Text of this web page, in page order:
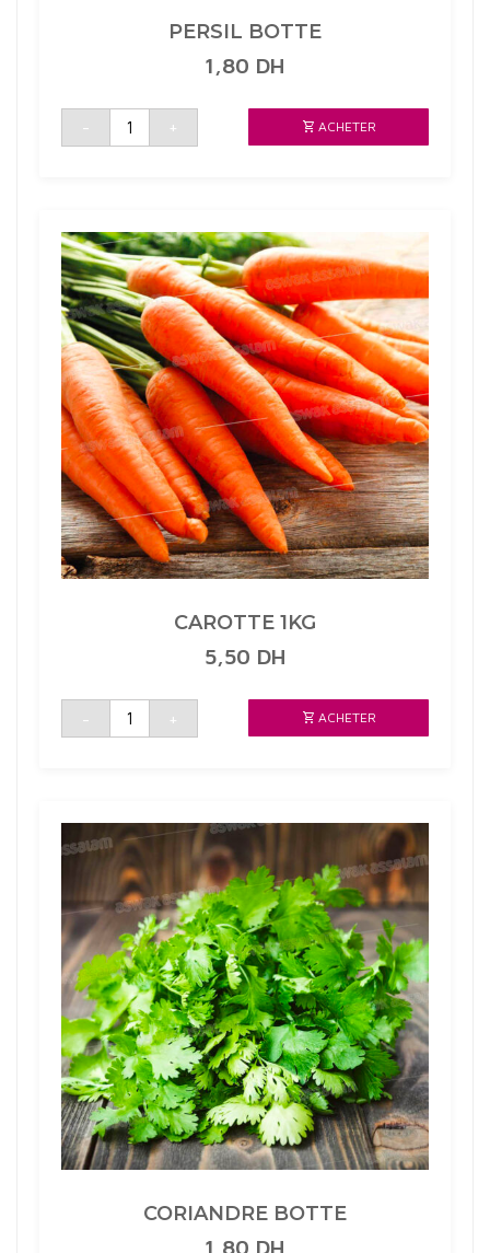
PERSIL BOTTE
1,80 DH
-
quantité
PERSIL
+ ACHETER
CAROTTE 1KG
5,50 DH
-
quantité
CAROTTE
+ ACHETER
CORIANDRE BOTTE
1,80 DH